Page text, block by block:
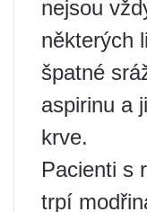
nejsou
některých
špatné
aspirinu a
krve.
Pacienti s
trpí